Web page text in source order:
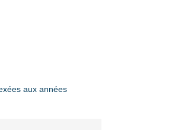
aux années